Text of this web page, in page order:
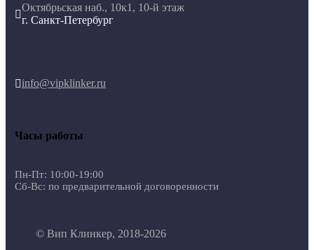

Октябрьская наб., 10к1, 10-й этаж
г. Санкт-Петербург
info@vipklinker.ru
Часы работы
Пн-Пт: 10:00-19:00
Сб-Вс: по предварительной договоренности
© Вип Клинкер, 2018-2026